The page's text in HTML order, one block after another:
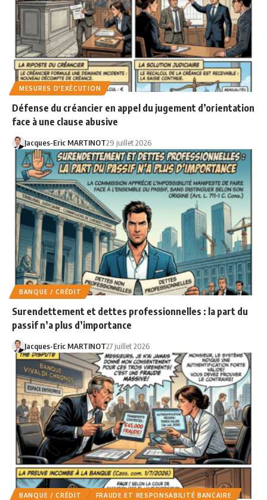
MESURES D'EXÉCUTION
Défense du créancier en appel du jugement d’orientation
face à une clause abusive
Jacques-Eric MARTINOT29 juillet 2026
BANQUE / CRÉDIT
Surendettement et dettes professionnelles : la part du
passif n’a plus d’importance
Jacques-Eric MARTINOT27 juillet 2026
BANQUE / CRÉDIT FRAUDE ET RESPONSABILITÉ BANCAIRE